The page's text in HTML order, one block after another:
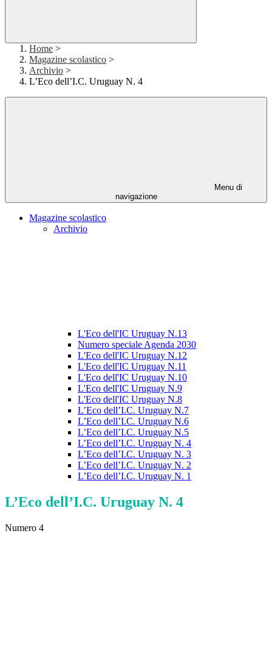
Home >
Magazine scolastico >
Archivio >
L’Eco dell’I.C. Uruguay N. 4
Menu di
navigazione
Magazine scolastico
Archivio
L'Eco dell'IC Uruguay N.13
Numero speciale Agenda 2030
L'Eco dell'IC Uruguay N.12
L'Eco dell'IC Uruguay N.11
L'Eco dell'IC Uruguay N.10
L'Eco dell'IC Uruguay N.9
L'Eco dell'IC Uruguay N.8
L’Eco dell’I.C. Uruguay N.7
L’Eco dell’I.C. Uruguay N.6
L’Eco dell’I.C. Uruguay N.5
L’Eco dell’I.C. Uruguay N. 4
L’Eco dell’I.C. Uruguay N. 3
L’Eco dell’I.C. Uruguay N. 2
L’Eco dell’I.C. Uruguay N. 1
L’Eco dell’I.C. Uruguay N. 4
Numero 4